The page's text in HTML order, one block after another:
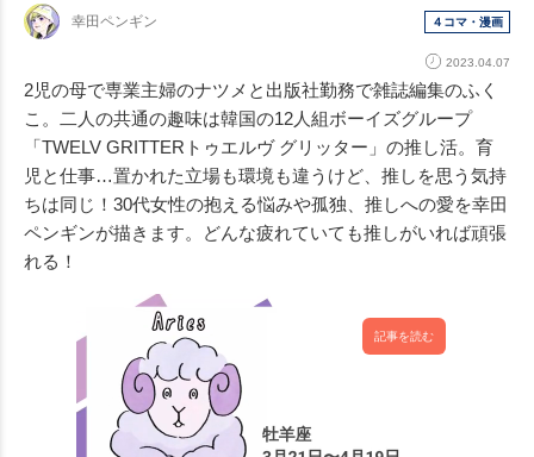
幸田ペンギン ４コマ・漫画
2023.04.07
2児の母で専業主婦のナツメと出版社勤務で雑誌編集のふく
こ。二人の共通の趣味は韓国の12人組ボーイズグループ
「TWELV GRITTERトゥエルヴ グリッター」の推し活。育
児と仕事…置かれた立場も環境も違うけど、推しを思う気持
ちは同じ！30代女性の抱える悩みや孤独、推しへの愛を幸田
ペンギンが描きます。どんな疲れていても推しがいれば頑張
れる！
記事を読む